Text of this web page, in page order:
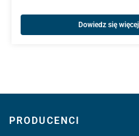
Dowiedz się więcej
PRODUCENCI